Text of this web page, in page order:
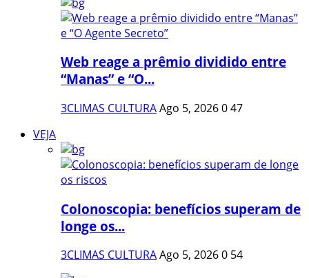
Web reage a prêmio dividido entre
“Manas” e “O...
3CLIMAS CULTURAAgo 5, 2026047
VEJA
Colonoscopia: benefícios superam de
longe os...
3CLIMAS CULTURAAgo 5, 20260 54